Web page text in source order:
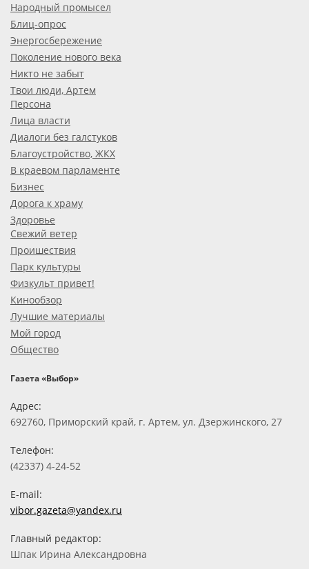
Народный промысел
Блиц-опрос
Энергосбережение
Поколение нового века
Никто не забыт
Твои люди, Артем
Персона
Лица власти
Диалоги без галстуков
Благоустройство, ЖКХ
В краевом парламенте
Бизнес
Дорога к храму
Здоровье
Свежий ветер
Проишествия
Парк культуры
Физкульт привет!
Кинообзор
Лучшие материалы
Мой город
Общество
Газета «Выбор»
Адрес:
692760, Приморский край, г. Артем, ул. Дзержинского, 27
Телефон:
(42337) 4-24-52
E-mail:
vibor.gazeta@yandex.ru
Главный редактор:
Шпак Ирина Александровна